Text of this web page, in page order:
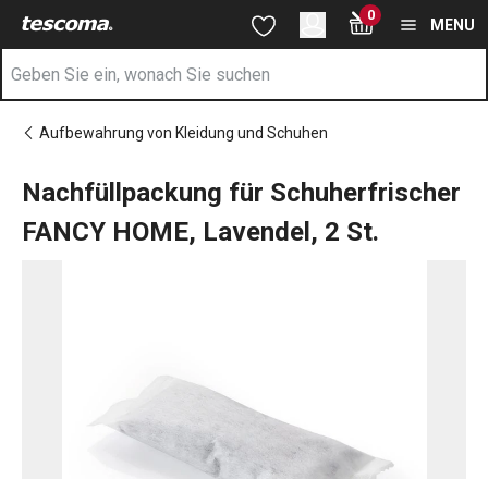
Sie befinden sich auf der Nachfüllpackung für Schuherfrischer
Zum Hauptinhalt springen
Zur Suche springen
Zur Navigation springen 0
MENU
Aufbewahrung von Kleidung und Schuhen
Nachfüllpackung für Schuherfrischer
FANCY HOME, Lavendel, 2 St.